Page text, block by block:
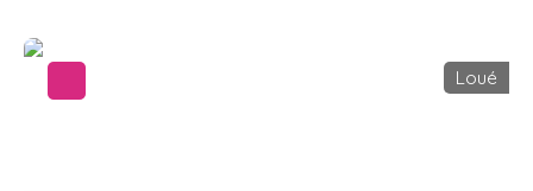
balcon. Espace nuit avec une chambre, un placard, une
salle de bains et un wc indépendant. Très lumineux, ce bel
appartement se situe à proximité de toutes les
Loué